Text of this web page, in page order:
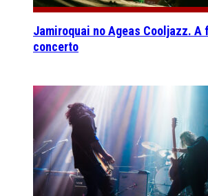
Jamiroquai no Ageas Cooljazz. A
concerto